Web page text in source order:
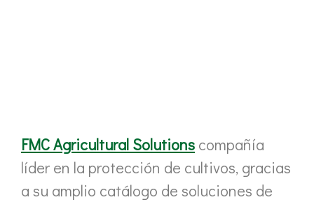
FMC Agricultural Solutions compañía
líder en la protección de cultivos, gracias
a su amplio catálogo de soluciones de